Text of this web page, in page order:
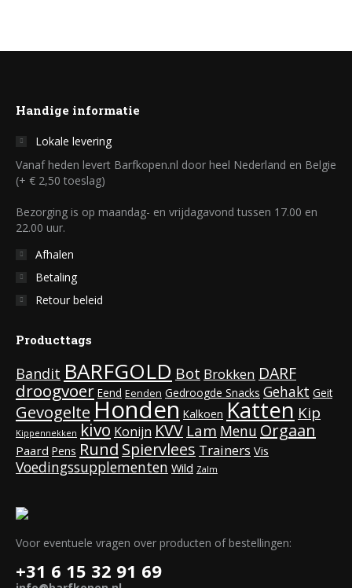
Handige informatie
Lokale levering
Vanaf heden levert Barfkopen.nl door heel Nederland en Belgie
(+ € 2,50 toeslag)
Bezorging is op maandag- en vrijdagavond tussen 17.00 en
22.00 uur.
Afhalen
Betaling
Retour beleid
Producttags
Bandit BARFGOLD Bot Brokken DARF
droogvoer Eend Eenden Gedroogde Snacks Gehakt Geit
GevogelteHonden Kalkoen Katten Kip
Kippennekken kivo Konijn KVV Lam Menu Orgaan
Paard Pens Rund Spiervlees Trainers Vis
Voedingssupplementen Wild Zalm
Voor eventuele vragen over producten of bestellingen:
+31 6 15 32 91 69